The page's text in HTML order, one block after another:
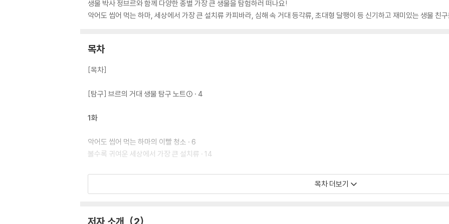
생물 박사 정브르와 함께 다양한 종별 가장 큰 생물을 탐험하러 떠나요!
악어도 씹어 먹는 하마, 세상에서 가장 큰 설치류 카피바라, 심해 속 거대 등각류, 초대형 달팽이 등 신기하고 재미있는 생물 친
목차
[목차]
[탐구] 브르의 거대 생물 탐구 노트① · 4
1화
악어도 씹어 먹는 하마의 이빨 청소 · 6
볼수록 귀여운 세상에서 가장 큰 설치류 · 14
2화
목차 더보기
저자 소개 2